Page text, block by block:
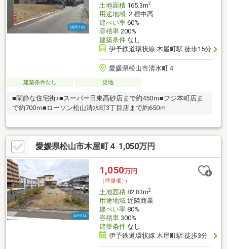
土地面積165.3m2
用途地域２種中高
建ぺい率60%
容積率200%
建築条件なし
伊予鉄道環状線 木屋町駅 徒歩15分
愛媛県松山市清水町４
建築条件なし 更地
■閑静な住宅街♪■スーパー日東高砂店まで約450ｍ■フジ本町店ま
で約700ｍ■ローソン松山清水町3丁目店まで約650ｍ
愛媛県松山市木屋町４ 1,050万円
1,050万円
（坪単価:-）
土地面積82.83m2
用途地域近隣商業
建ぺい率80%
容積率300%
建築条件なし
伊予鉄道環状線 木屋町駅 徒歩3分